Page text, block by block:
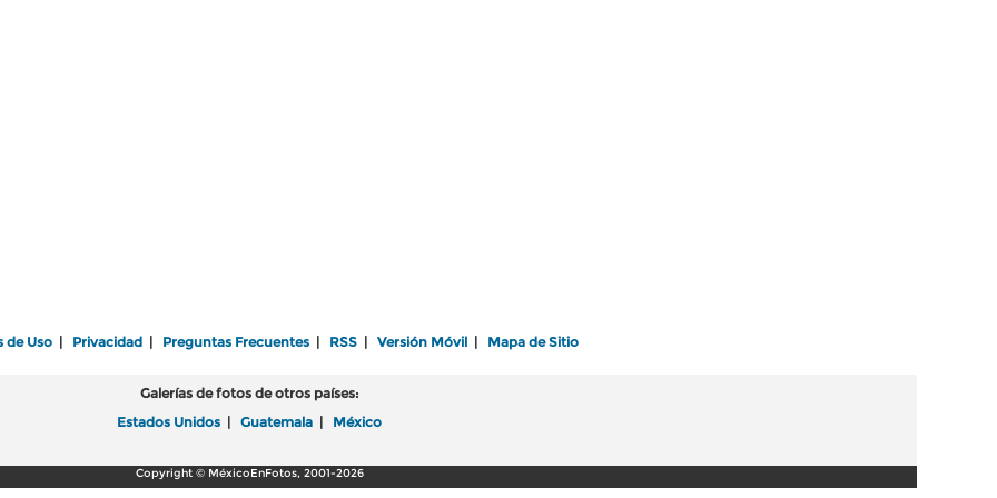
de Uso Privacidad Preguntas Frecuentes RSS Versión Móvil Mapa de Sitio
Galerías de fotos de otros países:
Estados Unidos
Guatemala México
Copyright © MéxicoEnFotos, 2001-2026